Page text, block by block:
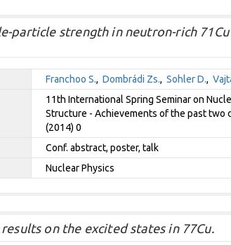
particle strength in neutron-rich
Franchoo S., Dombrádi Zs., Sohler D.,
11th International Spring Seminar on
Structure - Achievements of the past two
(2014) 0
Conf. abstract, poster, talk
Nuclear Physics
on the excited states in 77Cu.